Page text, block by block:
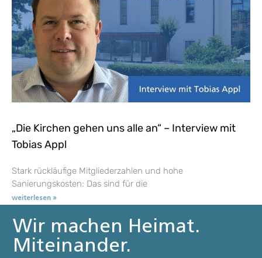
„Die Kirchen gehen uns alle an“ – Interview mit
Tobias Appl
Stark rückläufige Mitgliederzahlen und hohe
Sanierungskosten: Das sind für die
weiterlesen »
Wir machen Heimat.
Miteinander.